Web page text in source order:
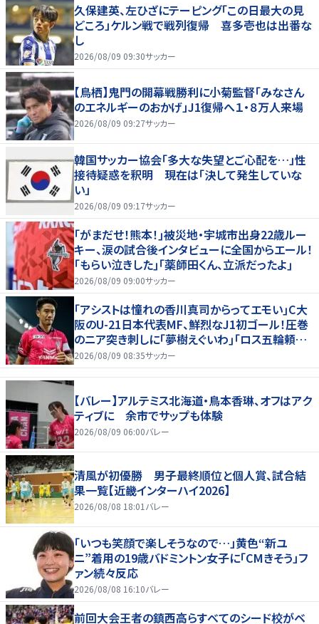
久保建英、左ひざにテーピング「この日最大の見
どころ」ケルン戦で戦列復帰 喜多壱也は出番な
し
2026/08/09 09:30サッカー
【鳥栖】鬼門の開幕戦勝利に小菊監督「みなさん
のエネルギーのおかげ」J1復帰へ１・８万人来場
2026/08/09 09:27サッカー
韓国サッカー協会「多大な失望とご心配を…」性
接待疑惑を釈明 現在は「決して発生していな
い」
2026/08/09 09:17サッカー
｢がまだせ！熊本！｣被災地・宇城市出身22歳ルー
キー、涙の試合後インタビューに全国からエール！
｢もらい泣きした｣｢薬師田くん、立派だったよ｣
2026/08/09 09:00サッカー
｢アシストは憧れの香川真司からってエモい｣C大
阪のU-21日本代表MF、鮮烈なJ1初ゴール！圧巻
のニア突き刺しに｢夢樹えぐいわ｣｢ロス五輪頼む
ぞ｣
2026/08/09 08:35サッカー
【バレー】アルテミス北海道・鳥本香琳、オフはアク
ティブに 余市でサップも体験
2026/08/09 06:00バレー
清風が初優勝 男子最終順位と個人賞、試合結
果一覧【近畿インターハイ2026】
2026/08/08 18:01 バレー
「いつも笑顔で楽しそうなので…」黄色“新ユ
ニ”着用の19歳バドミントン女子に「CMきそう」フ
ァン続々反応
2026/08/08 16:10バレー
前回大会王者の鎮西高らすべてのシード校がベ